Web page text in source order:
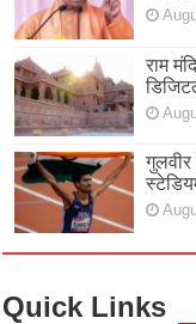
राम
गुलवीर
Quick Links